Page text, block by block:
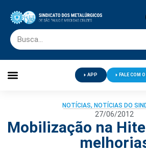
APP FALE COM
NOTÍCIAS, NOTÍCIAS DO
27/06/2012
Mobilização na